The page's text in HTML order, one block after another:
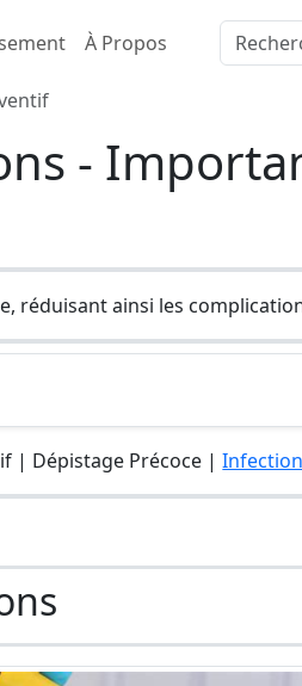
À Propos
-
réduisant ainsi les
| Dépistage Précoce |